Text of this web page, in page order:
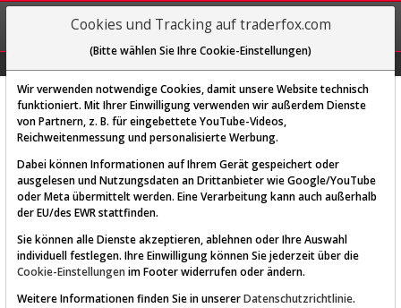
REGIS-
TRIEREN
Diese Funktion ist nur für
AKTIEN-TERMINAL
Cookies und Tracking auf traderfox.com
(Bitte wählen Sie Ihre Cookie-Einstellungen)
Wir verwenden notwendige Cookies, damit unsere Website technisch
funktioniert. Mit Ihrer Einwilligung verwenden wir außerdem Dienste
von Partnern, z. B. für eingebettete YouTube-Videos,
Reichweitenmessung und personalisierte Werbung.
Dabei können Informationen auf Ihrem Gerät gespeichert oder
ausgelesen und Nutzungsdaten an Drittanbieter wie Google/YouTube
oder Meta übermittelt werden. Eine Verarbeitung kann auch außerhalb
der EU/des EWR stattfinden.
Sie können alle Dienste akzeptieren, ablehnen oder Ihre Auswahl
individuell festlegen. Ihre Einwilligung können Sie jederzeit über die
Cookie-Einstellungen im Footer widerrufen oder ändern.
Weitere Informationen finden Sie in unsererDatenschutzrichtlinie.